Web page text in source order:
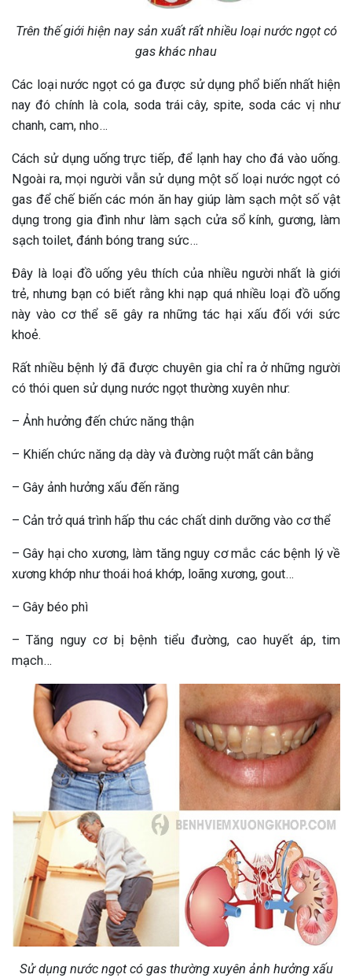
Trên thế giới hiện nay sản xuất rất nhiều loại nước ngọt có
gas khác nhau
Các loại nước ngọt có ga được sử dụng phổ biến nhất hiện
nay đó chính là cola, soda trái cây, spite, soda các vị như
chanh, cam, nho…
Cách sử dụng uống trực tiếp, để lạnh hay cho đá vào uống.
Ngoài ra, mọi người vẫn sử dụng một số loại nước ngọt có
gas để chế biến các món ăn hay giúp làm sạch một số vật
dụng trong gia đình như làm sạch cửa sổ kính, gương, làm
sạch toilet, đánh bóng trang sức…
Đây là loại đồ uống yêu thích của nhiều người nhất là giới
trẻ, nhưng bạn có biết rằng khi nạp quá nhiều loại đồ uống
này vào cơ thể sẽ gây ra những tác hại xấu đối với sức
khoẻ.
Rất nhiều bệnh lý đã được chuyên gia chỉ ra ở những người
có thói quen sử dụng nước ngọt thường xuyên như:
– Ảnh hưởng đến chức năng thận
– Khiến chức năng dạ dày và đường ruột mất cân bằng
– Gây ảnh hưởng xấu đến răng
– Cản trở quá trình hấp thu các chất dinh dưỡng vào cơ thể
– Gây hại cho xương, làm tăng nguy cơ mắc các bệnh lý về
xương khớp như thoái hoá khớp, loãng xương, gout…
– Gây béo phì
– Tăng nguy cơ bị bệnh tiểu đường, cao huyết áp, tim
mạch…
Sử dụng nước ngọt có gas thường xuyên ảnh hưởng xấu